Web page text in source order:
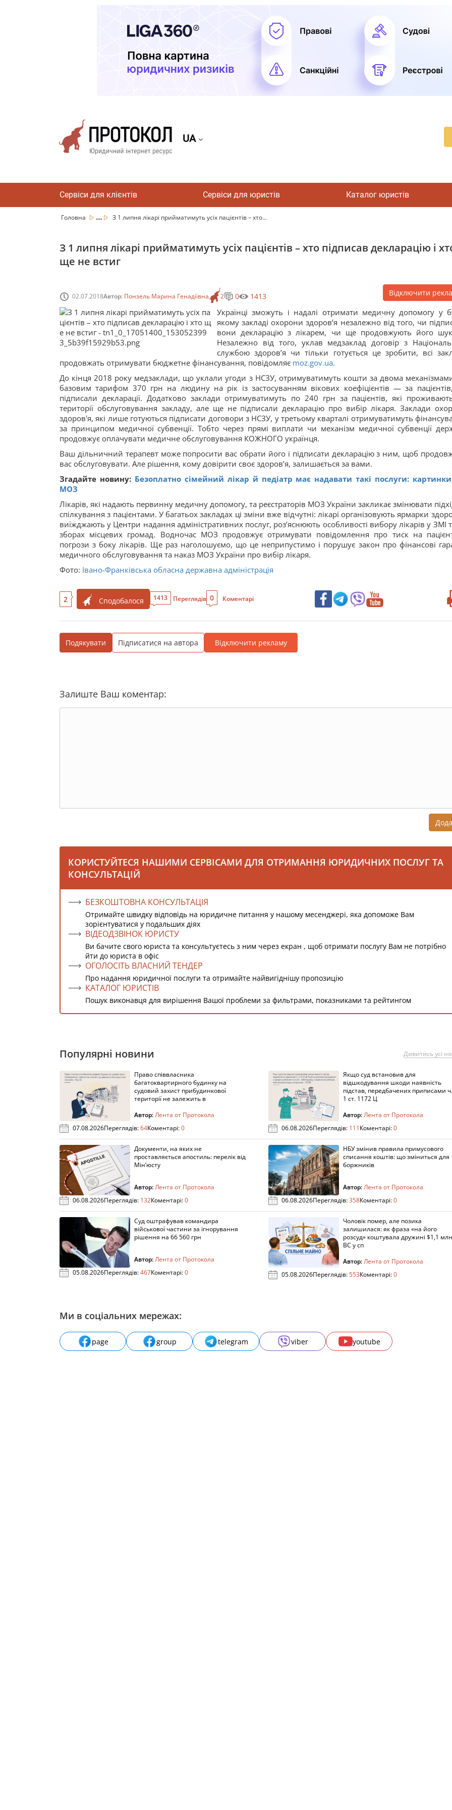
UA
Сервіси для клієнтів Сервіси для юристів Каталог юристів
Головна ... З 1 липня лікарі прийматимуть усіх пацієнтів – хто...
З 1 липня лікарі прийматимуть усіх пацієнтів – хто підписав декларацію і
ще не встиг
02.07.2018Автор: Понзель Марина Генадіївна 2 0 1413 Відключити
Українці зможуть і надалі отримати медичну допомогу у
якому закладі охорони здоров’я незалежно від того, чи
вони декларацію з лікарем, чи ще продовжують його
Незалежно від того, уклав медзаклад договір з
службою здоров’я чи тільки готується це зробити, всі
продовжать отримувати бюджетне фінансування, повідомляє moz.gov.ua.
До кінця 2018 року медзаклади, що уклали угоди з НСЗУ, отримуватимуть кошти за двома
базовим тарифом 370 грн на людину на рік із застосуванням вікових коефіцієнтів — за
підписали декларації. Додатково заклади отримуватимуть по 240 грн за пацієнтів, які
території обслуговування закладу, але ще не підписали декларацію про вибір лікаря. Заклади
здоров'я, які лише готуються підписати договори з НСЗУ, у третьому кварталі отримуватимуть
за принципом медичної субвенції. Тобто через прямі виплати чи механізм медичної субвенції
продовжує оплачувати медичне обслуговування КОЖНОГО українця.
Ваш дільничний терапевт може попросити вас обрати його і підписати декларацію з ним, щоб
вас обслуговувати. Але рішення, кому довірити своє здоров’я, залишається за вами.
Згадайте новину: Безоплатно сімейний лікар й педіатр має надавати такі послуги:
МОЗ
Лікарів, які надають первинну медичну допомогу, та реєстраторів МОЗ України закликає змінювати
спілкування з пацієнтами. У багатьох закладах ці зміни вже відчутні: лікарі організовують ярмарки
виїжджають у Центри надання адміністративних послуг, роз’яснюють особливості вибору лікарів у ЗМІ
зборах місцевих громад. Водночас МОЗ продовжує отримувати повідомлення про тиск на
погрози з боку лікарів. Ще раз наголошуємо, що це неприпустимо і порушує закон про фінансові
медичного обслуговування та наказ МОЗ України про вибір лікаря.
Фото: Івано-Франківська обласна державна адміністрація
2 Сподобалося 1413 Переглядів 0 Коментарі
Подякувати Підписатися на автора Відключити рекламу
Залиште Ваш коментар:
КОРИСТУЙТЕСЯ НАШИМИ СЕРВІСАМИ ДЛЯ ОТРИМАННЯ ЮРИДИЧНИХ ПОСЛУГ ТА
КОНСУЛЬТАЦІЙ
БЕЗКОШТОВНА КОНСУЛЬТАЦІЯ
Отримайте швидку відповідь на юридичне питання у нашому месенджері, яка допоможе Вам
зорієнтуватися у подальших діях
ВІДЕОДЗВІНОК ЮРИСТУ
Ви бачите свого юриста та консультуєтесь з ним через екран , щоб отримати послугу Вам не потрібно
йти до юриста в офіс
ОГОЛОСІТЬ ВЛАСНИЙ ТЕНДЕР
Про надання юридичної послуги та отримайте найвигіднішу пропозицію
КАТАЛОГ ЮРИСТІВ
Пошук виконавця для вирішення Вашої проблеми за фильтрами, показниками та рейтингом
Популярні новини Дивитись усі
Право співвласника
багатоквартирного будинку на
судовий захист прибудинкової
території не залежить в
Автор:Лента от Протокола
07.08.2026Переглядів:64Коментарі:0
Якщо суд встановив для
відшкодування шкоди наявність
підстав, передбачених приписами ч.
1 ст. 1172 Ц
Автор:Лента от Протокола
06.08.2026Переглядів: 111Коментарі:0
Документи, на яких не
проставляється апостиль: перелік від
Мін’юсту
Автор:Лента от Протокола
06.08.2026Переглядів: 132Коментарі:0
НБУ змінив правила примусового
списання коштів: що зміниться для
боржників
Автор:Лента от Протокола
06.08.2026Переглядів:358Коментарі:0
Суд оштрафував командира
військової частини за ігнорування
рішення на 66 560 грн
Автор:Лента от Протокола
05.08.2026Переглядів:467Коментарі:0
Чоловік помер, але позика
залишилася: як фраза «на його
розсуд» коштувала дружині $1,1
ВС у сп
Автор:Лента от Протокола
05.08.2026Переглядів:553Коментарі:0
Ми в соціальних мережах:
page group telegram viber youtube